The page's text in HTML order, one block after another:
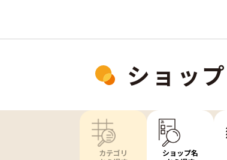
ショッ
カテゴリ
ショップ名